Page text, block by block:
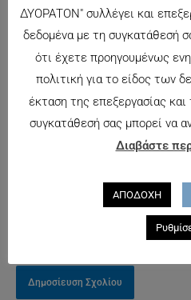
Όνομα*
Email*
ΔΥΟΡΑΤΟΝ" συλλέγει και
δεδομένα με τη συγκατάθεσή
ότι έχετε προηγουμένως
πολιτική για το είδος των
έκταση της επεξεργασίας
συγκατάθεσή σας μπορεί να
Διαβάστε
ΑΠΟΔΟΧΗ